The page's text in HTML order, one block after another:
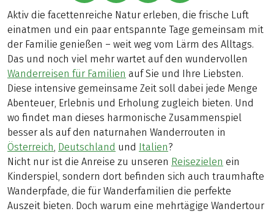
Aktiv die facettenreiche Natur erleben, die frische Luft
einatmen und ein paar entspannte Tage gemeinsam mit
der Familie genießen – weit weg vom Lärm des Alltags.
Das und noch viel mehr wartet auf den wundervollen
Wanderreisen für Familien auf Sie und Ihre Liebsten.
Diese intensive gemeinsame Zeit soll dabei jede Menge
Abenteuer, Erlebnis und Erholung zugleich bieten. Und
wo findet man dieses harmonische Zusammenspiel
besser als auf den naturnahen Wanderrouten in
Österreich, Deutschland und Italien?
Nicht nur ist die Anreise zu unseren Reisezielen ein
Kinderspiel, sondern dort befinden sich auch traumhafte
Wanderpfade, die für Wanderfamilien die perfekte
Auszeit bieten. Doch warum eine mehrtägige Wandertour